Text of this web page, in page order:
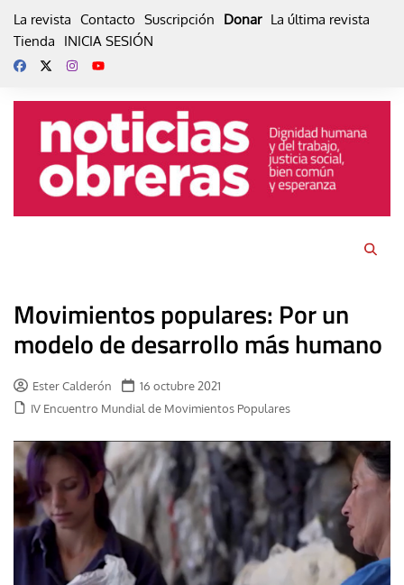
La revista Contacto Suscripción Donar La última revista
Tienda
INICIA SESIÓN
Movimientos populares: Por un
modelo de desarrollo más humano
Ester Calderón
16 octubre 2021
IV Encuentro Mundial de Movimientos Populares